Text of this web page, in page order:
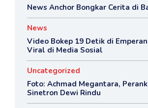
News Anchor Bongkar Cerita di
News
Video Bokep 19 Detik di
Viral di Media Sosial
Uncategorized
Foto: Achmad Megantara,
Sinetron Dewi Rindu